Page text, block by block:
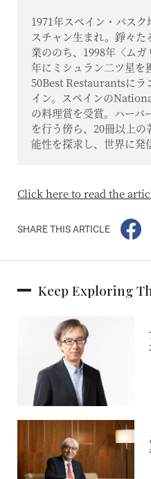
1971年スペイン・バス
スチャン生まれ。錚々
業ののち、1998年〈ムガ
年にミシュラン二ツ星を
50Best Restaurantsにラ
イン。スペインの
の料理賞を受賞。ハー
を行う傍ら、20冊以上
能性を探求し、世界に発
Click here to read the
SHARE THIS ARTICLE
Keep Exploring